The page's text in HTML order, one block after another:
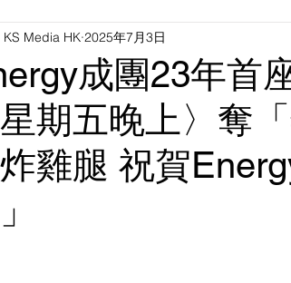
成團23年首
星期五晚上〉奪
雞腿 祝賀
KS Media HK 2025年7月3日